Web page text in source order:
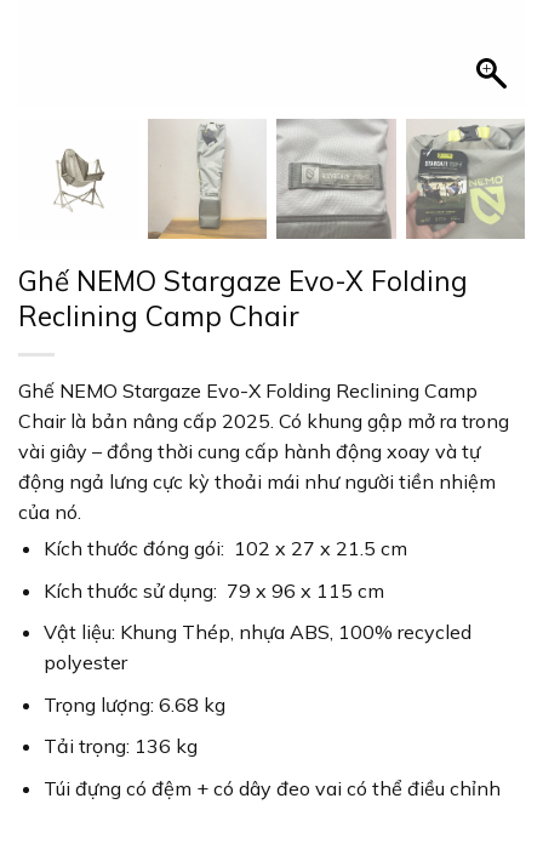
Ghế NEMO Stargaze Evo-X Folding
Reclining Camp Chair
Ghế NEMO Stargaze Evo-X Folding Reclining Camp
Chair là bản nâng cấp 2025. Có khung gập mở ra trong
vài giây – đồng thời cung cấp hành động xoay và tự
động ngả lưng cực kỳ thoải mái như người tiền nhiệm
của nó.
Kích thước đóng gói: 102 x 27 x 21.5 cm
Kích thước sử dụng: 79 x 96 x 115 cm
Vật liệu: Khung Thép, nhựa ABS, 100% recycled
polyester
Trọng lượng: 6.68 kg
Tải trọng: 136 kg
Túi đựng có đệm + có dây đeo vai có thể điều chỉnh